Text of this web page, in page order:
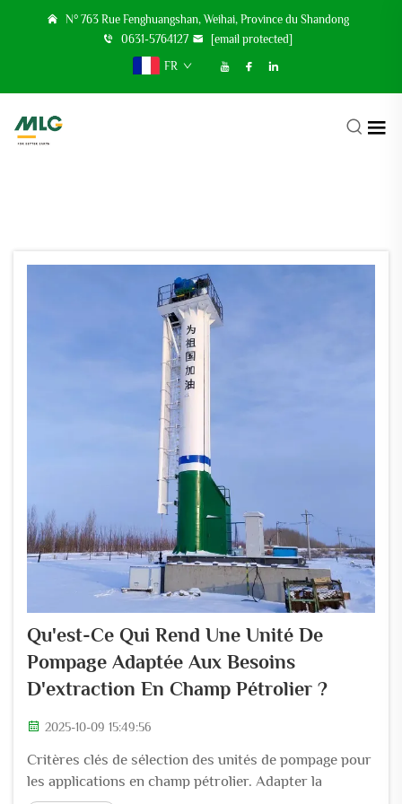
N° 763 Rue Fenghuangshan, Weihai, Province du Shandong
0631-5764127
[email protected]
FR
Qu'est-Ce Qui Rend Une Unité De
Pompage Adaptée Aux Besoins
D'extraction En Champ Pétrolier ?
2025-10-09 15:49:56
Critères clés de sélection des unités de pompage pour
les applications en champ pétrolier. Adapter la